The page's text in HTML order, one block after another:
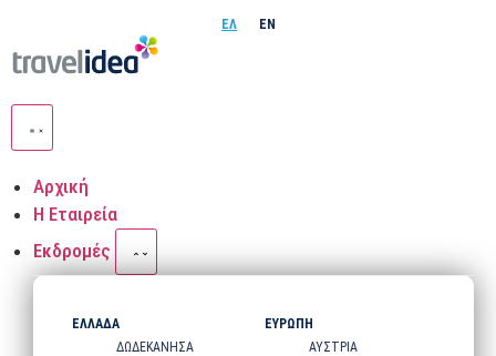
ΕΛ EN
Αρχική
Η Εταιρεία
Εκδρομές
ΕΛΛΑΔΑ
ΔΩΔΕΚΑΝΗΣΑ
ΕΥΡΩΠΗ
ΑΥΣΤΡΙΑ